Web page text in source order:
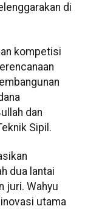
di
kompetisi
dan
Sipil.
dua lantai
juri. Wahyu
utama